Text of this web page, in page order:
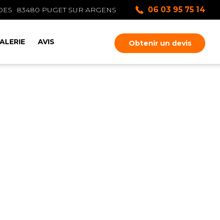
Obtenir un devis
83480 PUGET SUR ARGENS 06 03 95 75 14
AVIS